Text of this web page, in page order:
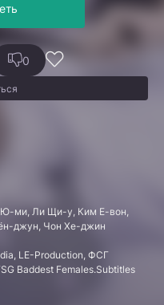
0
ми, Ли Щи-у, Ким Е-вон,
джун, Чон Хе-джин
LE-Production, ФСГ
Baddest Females.Subtitles